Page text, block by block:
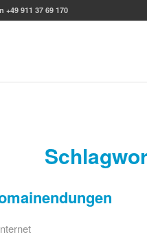
911 37 69 170